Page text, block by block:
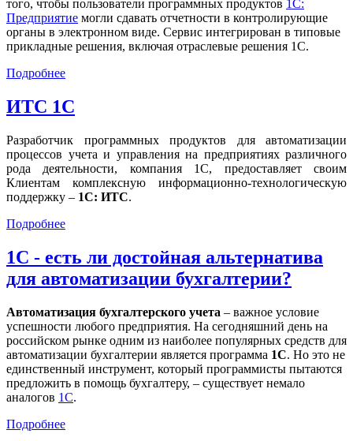
того, чтобы пользователи программных продуктов 1С:
Предприятие могли сдавать отчетности в контролирующие
органы в электронном виде. Сервис интегрирован в типовые
прикладные решения, включая отраслевые решения 1С.
Подробнее
ИТС 1С
Разработчик программных продуктов для автоматизации
процессов учета и управления на предприятиях различного
рода деятельности, компания 1С, предоставляет своим
Клиентам комплексную информационно-технологическую
поддержку – 1С: ИТС.
Подробнее
1С - есть ли достойная альтернатива
для автоматизации бухгалтерии?
Автоматизация бухгалтерского учета – важное условие
успешности любого предприятия. На сегодняшний день на
российском рынке одним из наиболее популярных средств для
автоматизации бухгалтерии является программа 1С. Но это не
единственный инструмент, который программисты пытаются
предложить в помощь бухгалтеру, – существует немало
аналогов 1С.
Подробнее